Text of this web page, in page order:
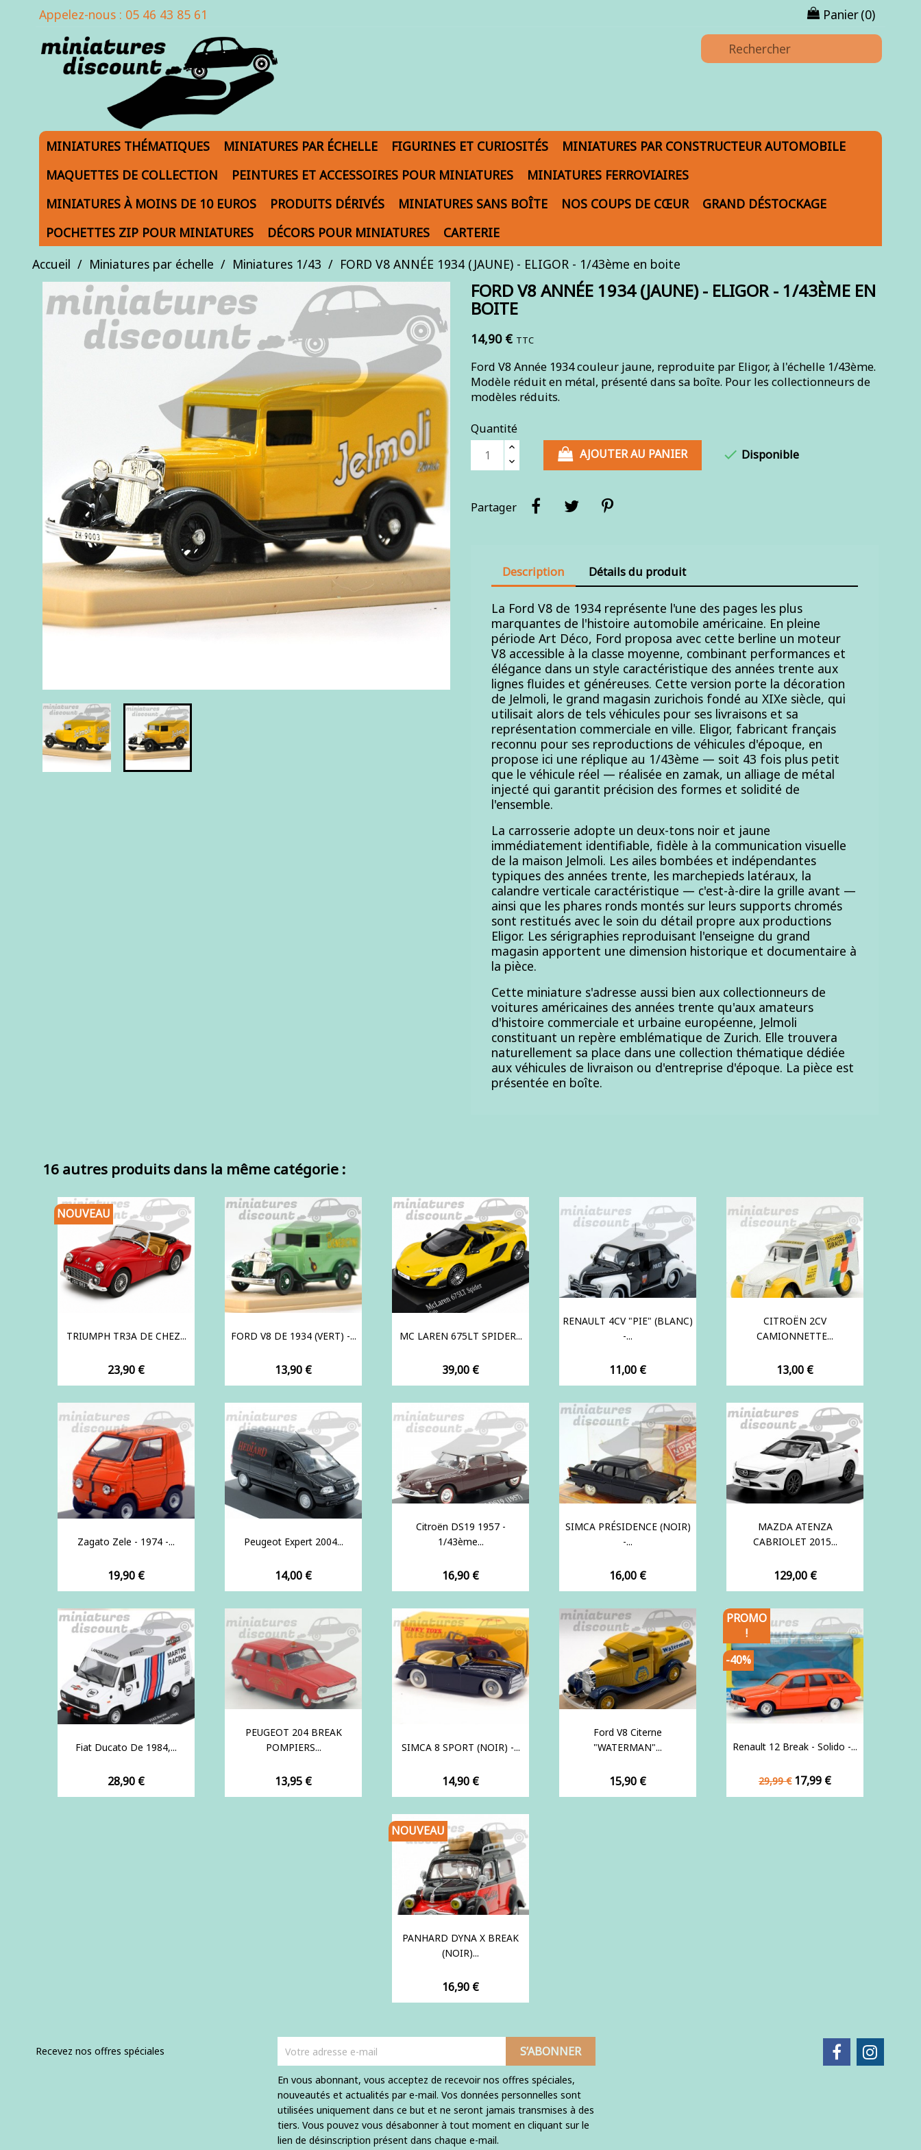
Appelez-nous : 05 46 43 85 61 Panier(0)
MINIATURES THÉMATIQUES MINIATURES PAR ÉCHELLE FIGURINES ET CURIOSITÉS
MINIATURES PAR CONSTRUCTEUR AUTOMOBILE
MAQUETTES DE COLLECTION
PEINTURES ET ACCESSOIRES POUR MINIATURES
MINIATURES FERROVIAIRES
MINIATURES À MOINS DE 10 EUROS
PRODUITS DÉRIVÉS MINIATURES SANS BOÎTE NOS COUPS DE CŒUR
GRAND DÉSTOCKAGE
POCHETTES ZIP POUR MINIATURES
DÉCORS POUR MINIATURES
CARTERIE
Accueil
Miniatures par échelle Miniatures 1/43 FORD V8 ANNÉE 1934 (JAUNE) - ELIGOR - 1/43ème en boite
FORD V8 ANNÉE 1934 (JAUNE) - ELIGOR - 1/43ÈME EN
BOITE
14,90 € TTC
Ford V8 Année 1934 couleur jaune, reproduite par Eligor, à l'échelle 1/43ème.
Modèle réduit en métal, présenté dans sa boîte. Pour les collectionneurs de
modèles réduits.
Quantité
AJOUTER AU PANIER
 Disponible
Partager
Description Détails du produit
La Ford V8 de 1934 représente l'une des pages les plus
marquantes de l'histoire automobile américaine. En pleine
période Art Déco, Ford proposa avec cette berline un moteur
V8 accessible à la classe moyenne, combinant performances et
élégance dans un style caractéristique des années trente aux
lignes fluides et généreuses. Cette version porte la décoration
de Jelmoli, le grand magasin zurichois fondé au XIXe siècle, qui
utilisait alors de tels véhicules pour ses livraisons et sa
représentation commerciale en ville. Eligor, fabricant français
reconnu pour ses reproductions de véhicules d'époque, en
propose ici une réplique au 1/43ème — soit 43 fois plus petit
que le véhicule réel — réalisée en zamak, un alliage de métal
injecté qui garantit précision des formes et solidité de
l'ensemble.
La carrosserie adopte un deux-tons noir et jaune
immédiatement identifiable, fidèle à la communication visuelle
de la maison Jelmoli. Les ailes bombées et indépendantes
typiques des années trente, les marchepieds latéraux, la
calandre verticale caractéristique — c'est-à-dire la grille avant —
ainsi que les phares ronds montés sur leurs supports chromés
sont restitués avec le soin du détail propre aux productions
Eligor. Les sérigraphies reproduisant l'enseigne du grand
magasin apportent une dimension historique et documentaire à
la pièce.
Cette miniature s'adresse aussi bien aux collectionneurs de
voitures américaines des années trente qu'aux amateurs
d'histoire commerciale et urbaine européenne, Jelmoli
constituant un repère emblématique de Zurich. Elle trouvera
naturellement sa place dans une collection thématique dédiée
aux véhicules de livraison ou d'entreprise d'époque. La pièce est
présentée en boîte.
16 autres produits dans la même catégorie :
TRIUMPH TR3A DE CHEZ...
Prix
23,90 €
NOUVEAU
FORD V8 DE 1934 (VERT) -...
Prix
13,90 €
MC LAREN 675LT SPIDER...
Prix
39,00 €
RENAULT 4CV "PIE" (BLANC)
-...
Prix
11,00 €
CITROËN 2CV
CAMIONNETTE...
Prix
13,00 €
Zagato Zele - 1974 -...
Prix
19,90 €
Peugeot Expert 2004...
Prix
14,00 €
Citroën DS19 1957 -
1/43ème...
Prix
16,90 €
SIMCA PRÉSIDENCE (NOIR)
-...
Prix
16,00 €
MAZDA ATENZA
CABRIOLET 2015...
Prix
129,00 €
Fiat Ducato De 1984,...
Prix
28,90 €
PEUGEOT 204 BREAK
POMPIERS...
Prix
13,95 €
SIMCA 8 SPORT (NOIR) -...
Prix
14,90 €
Ford V8 Citerne
"WATERMAN"...
Prix
15,90 €
Renault 12 Break - Solido -...
Prix
de
29,99 € Prix
17,99 €
PROMO
!
-40%
PANHARD DYNA X BREAK
(NOIR)...
Prix
16,90 €
NOUVEAU
Recevez nos offres spéciales
En vous abonnant, vous acceptez de recevoir nos offres spéciales,
nouveautés et actualités par e-mail. Vos données personnelles sont
utilisées uniquement dans ce but et ne seront jamais transmises à des
tiers. Vous pouvez vous désabonner à tout moment en cliquant sur le
lien de désinscription présent dans chaque e-mail.